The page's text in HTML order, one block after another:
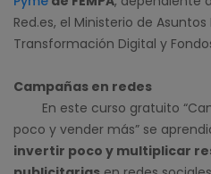
Red.es, el Ministerio de
Transformación Digital y
Campañas en redes
En este curso gratuito
poco y vender más” se
invertir poco y multiplicar